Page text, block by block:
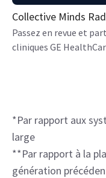
Collective Minds
Passez en revue et
cliniques GE
*Par rapport aux
large
**Par rapport à la
génération